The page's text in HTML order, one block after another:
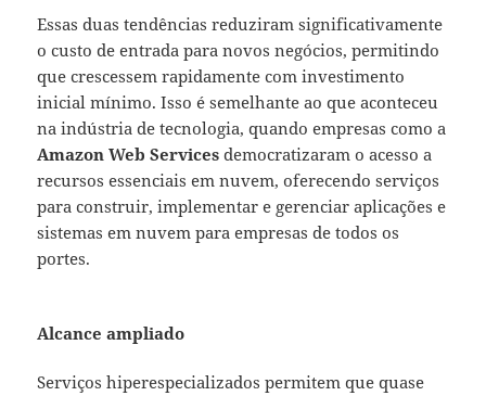
Essas duas tendências reduziram significativamente
o custo de entrada para novos negócios, permitindo
que crescessem rapidamente com investimento
inicial mínimo. Isso é semelhante ao que aconteceu
na indústria de tecnologia, quando empresas como a
Amazon Web Services democratizaram o acesso a
recursos essenciais em nuvem, oferecendo serviços
para construir, implementar e gerenciar aplicações e
sistemas em nuvem para empresas de todos os
portes.
Alcance ampliado
Serviços hiperespecializados permitem que quase